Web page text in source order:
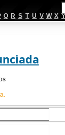
Q R S T U V W X Y